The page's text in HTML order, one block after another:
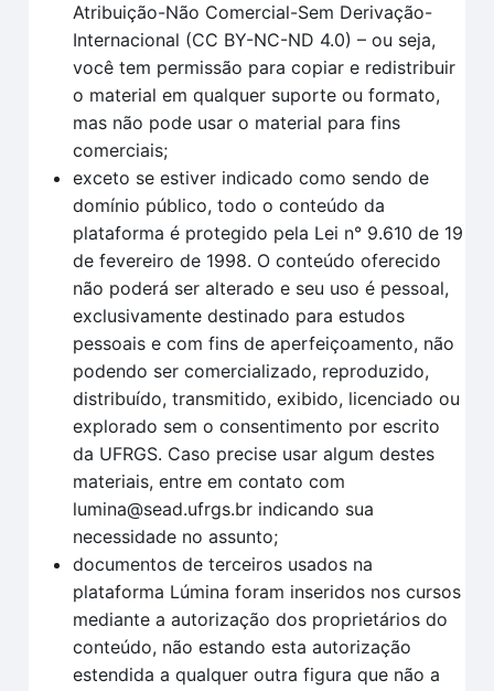
Atribuição-Não Comercial-Sem Derivação-
Internacional (CC BY-NC-ND 4.0) – ou seja,
você tem permissão para copiar e redistribuir
o material em qualquer suporte ou formato,
mas não pode usar o material para fins
comerciais;
exceto se estiver indicado como sendo de
domínio público, todo o conteúdo da
plataforma é protegido pela Lei n° 9.610 de 19
de fevereiro de 1998. O conteúdo oferecido
não poderá ser alterado e seu uso é pessoal,
exclusivamente destinado para estudos
pessoais e com fins de aperfeiçoamento, não
podendo ser comercializado, reproduzido,
distribuído, transmitido, exibido, licenciado ou
explorado sem o consentimento por escrito
da UFRGS. Caso precise usar algum destes
materiais, entre em contato com
lumina@sead.ufrgs.br indicando sua
necessidade no assunto;
documentos de terceiros usados na
plataforma Lúmina foram inseridos nos cursos
mediante a autorização dos proprietários do
conteúdo, não estando esta autorização
estendida a qualquer outra figura que não a